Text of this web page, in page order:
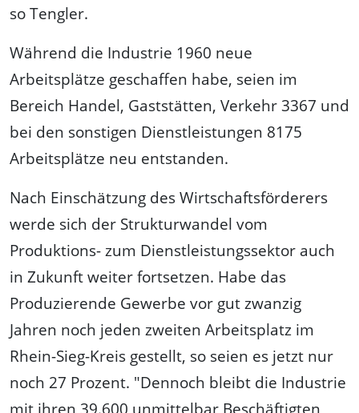
so Tengler.
Während die Industrie 1960 neue
Arbeitsplätze geschaffen habe, seien im
Bereich Handel, Gaststätten, Verkehr 3367 und
bei den sonstigen Dienstleistungen 8175
Arbeitsplätze neu entstanden.
Nach Einschätzung des Wirtschaftsförderers
werde sich der Strukturwandel vom
Produktions- zum Dienstleistungssektor auch
in Zukunft weiter fortsetzen. Habe das
Produzierende Gewerbe vor gut zwanzig
Jahren noch jeden zweiten Arbeitsplatz im
Rhein-Sieg-Kreis gestellt, so seien es jetzt nur
noch 27 Prozent. "Dennoch bleibt die Industrie
mit ihren 39.600 unmittelbar Beschäftigten